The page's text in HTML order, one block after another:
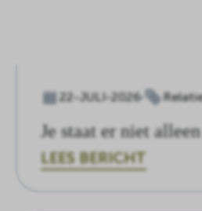
22-JULI-2026
Je staat er niet
LEES BERICHT